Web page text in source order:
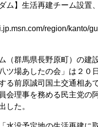
ム】生活再建チーム設置
region/kanto/
（群馬県長野原町）の建
ツ場あしたの会」は２０
る前原誠司国土交通相あ
会理事を務める民主党の
した。